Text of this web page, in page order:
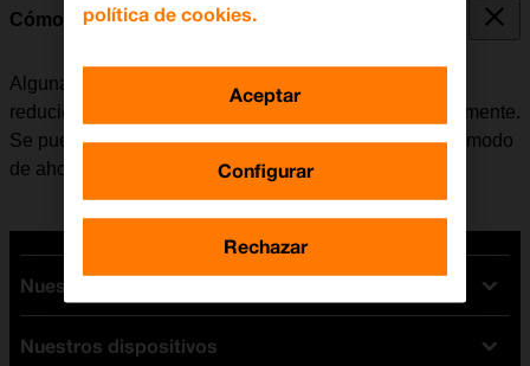
Cómo ahorrar batería
Algunas funciones del móvil consumen mucha batería,
reduciendo así la autonomía del teléfono considerablemente.
Se puede reducir el consumo de energía, activando el modo
de ahorro de batería.
Nuestras tarifas
Tarifas Orange
Nuestros dispositivos
política de cookies.
Configurar
Rechazar
Aceptar